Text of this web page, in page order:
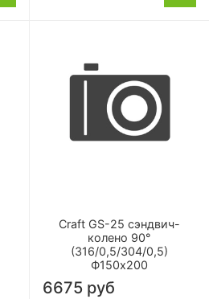
Craft GS-25 сэндвич-
колено 90°
(316/0,5/304/0,5)
Ф150х200
6675 руб